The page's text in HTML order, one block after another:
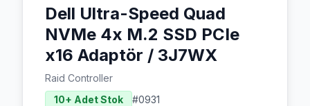
Dell Ultra-Speed Quad
NVMe 4x M.2 SSD PCIe
x16 Adaptör / 3J7WX
Raid Controller
10+ Adet Stok
#0931